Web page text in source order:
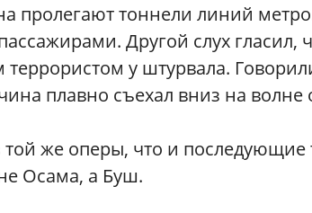
пролегают тоннели линий
Другой слух
террористом у штурвала.
плавно съехал вниз на волне
той же оперы, что и
Осама, а Буш.